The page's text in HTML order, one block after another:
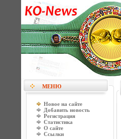
МЕНЮ
Новое на сайте
Добавить новость
Регистрация
Статистика
О сайте
Ссылки